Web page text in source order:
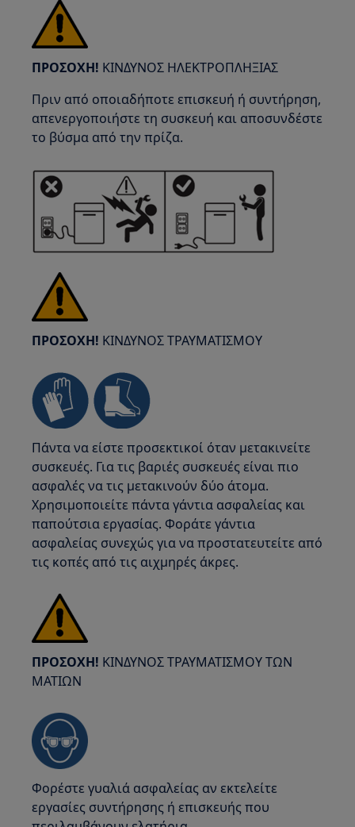
ΠΡΟΣΟΧΗ! ΚΙΝΔΥΝΟΣ ΗΛΕΚΤΡΟΠΛΗΞΙΑΣ
Πριν από οποιαδήποτε επισκευή ή συντήρηση,
απενεργοποιήστε τη συσκευή και αποσυνδέστε
το βύσμα από την πρίζα.
ΠΡΟΣΟΧΗ! ΚΙΝΔΥΝΟΣ ΤΡΑΥΜΑΤΙΣΜΟΥ
Πάντα να είστε προσεκτικοί όταν μετακινείτε
συσκευές. Για τις βαριές συσκευές είναι πιο
ασφαλές να τις μετακινούν δύο άτομα.
Χρησιμοποιείτε πάντα γάντια ασφαλείας και
παπούτσια εργασίας. Φοράτε γάντια
ασφαλείας συνεχώς για να προστατευτείτε από
τις κοπές από τις αιχμηρές άκρες.
ΠΡΟΣΟΧΗ! ΚΙΝΔΥΝΟΣ ΤΡΑΥΜΑΤΙΣΜΟΥ ΤΩΝ
ΜΑΤΙΩΝ
Φορέστε γυαλιά ασφαλείας αν εκτελείτε
εργασίες συντήρησης ή επισκευής που